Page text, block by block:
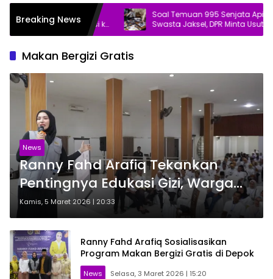
Breaking News
Dugaan
Baru Bekasi ke
Soal Temuan 995 Senjata Api di
Swasta Jaksel, DPR Minta Usut Tuntas
Makan Bergizi Gratis
News
Ranny Fahd Arafiq Tekankan
Pentingnya Edukasi Gizi, Warga
Antusias Ikuti Sosialisasi
Kamis, 5 Maret 2026 | 20:33
Ranny Fahd Arafiq Sosialisasikan
Program Makan Bergizi Gratis di Depok
News Selasa, 3 Maret 2026 | 15:20